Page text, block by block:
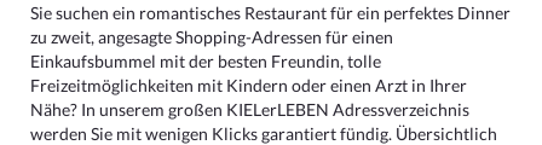
Sie suchen ein romantisches Restaurant für ein perfektes Dinner
zu zweit, angesagte Shopping-Adressen für einen
Einkaufsbummel mit der besten Freundin, tolle
Freizeitmöglichkeiten mit Kindern oder einen Arzt in Ihrer
Nähe? In unserem großen KIELerLEBEN Adressverzeichnis
werden Sie mit wenigen Klicks garantiert fündig. Übersichtlich